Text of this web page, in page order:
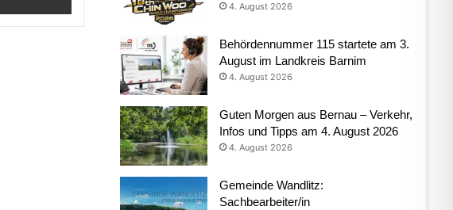
4. August 2026
Behördennummer 115 startete am 3.
August im Landkreis Barnim
4. August 2026
Guten Morgen aus Bernau – Verkehr,
Infos und Tipps am 4. August 2026
4. August 2026
Gemeinde Wandlitz:
Sachbearbeiter/in